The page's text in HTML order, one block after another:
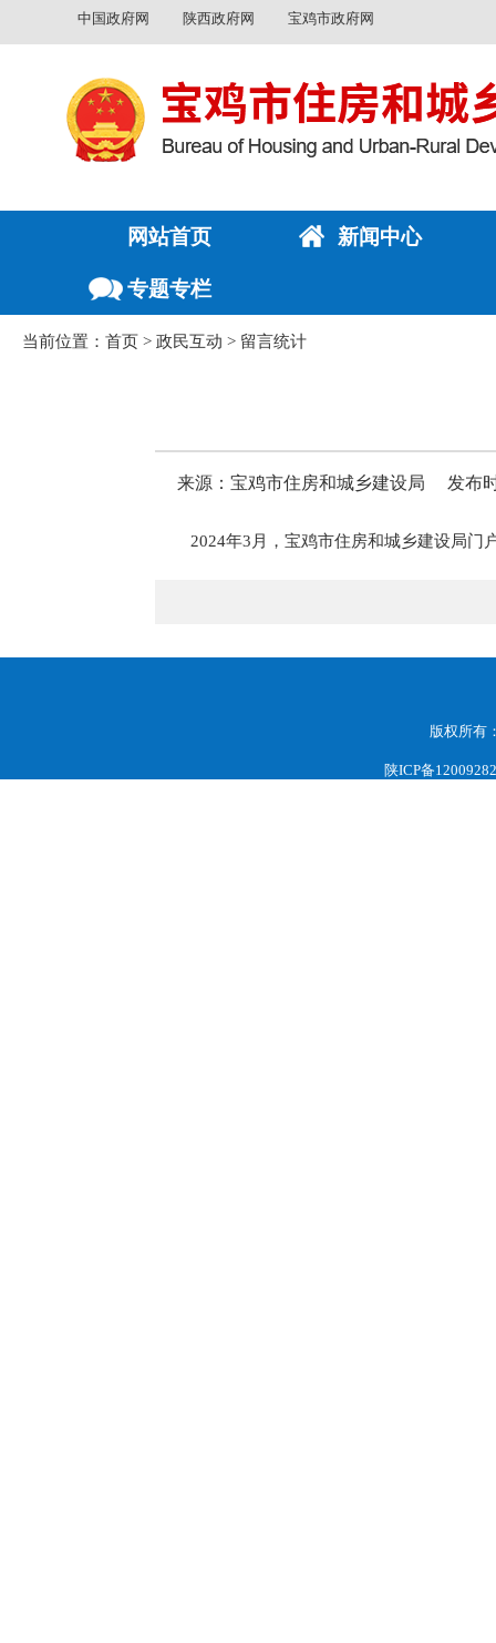
中国政府网 陕西政府网 宝鸡市政府网
网站首页 新闻中心
专题专栏
当前位置： 首页 > 政民互动 > 留言统计
来源：宝鸡市住房和城乡建设局 发布
2024年3月，宝鸡市住房和城乡建设局门
版权所有
陕ICP备